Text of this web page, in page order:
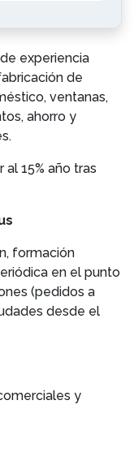
experiencia
de
ventanas,
ahorro y
15% año tras
formación
en el punto
(pedidos a
desde el
y